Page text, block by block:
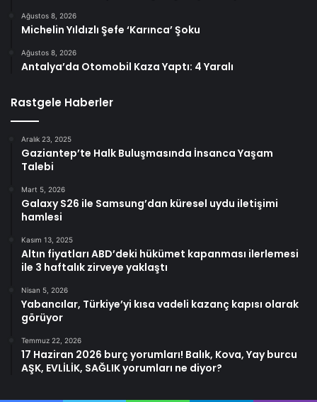
Ağustos 8, 2026
Michelin Yıldızlı Şefe ‘Karınca’ Şoku
Ağustos 8, 2026
Antalya’da Otomobil Kaza Yaptı: 4 Yaralı
Rastgele Haberler
Aralık 23, 2025
Gaziantep’te Halk Buluşmasında İnsanca Yaşam
Talebi
Mart 5, 2026
Galaxy S26 ile Samsung’dan küresel uydu iletişimi
hamlesi
Kasım 13, 2025
Altın fiyatları ABD’deki hükümet kapanması ilerlemesi
ile 3 haftalık zirveye yaklaştı
Nisan 5, 2026
Yabancılar, Türkiye’yi kısa vadeli kazanç kapısı olarak
görüyor
Temmuz 22, 2026
17 Haziran 2026 burç yorumları! Balık, Kova, Yay burcu
AŞK, EVLİLİK, SAĞLIK yorumları ne diyor?